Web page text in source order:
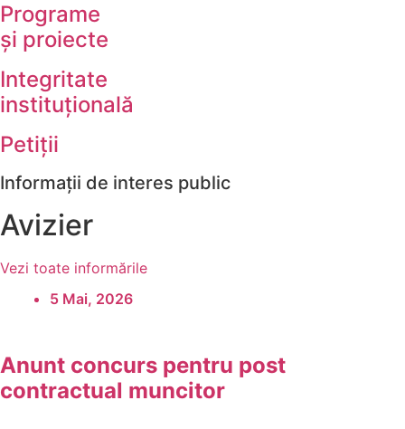
Programe
și proiecte
Integritate
instituțională
Petiții
Informații de interes public
Avizier
Vezi toate informările
5 Mai, 2026
Anunt concurs pentru post
contractual muncitor